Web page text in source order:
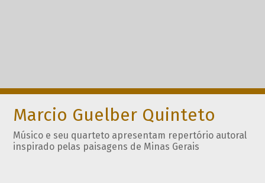
Marcio Guelber Quinteto
Músico e seu quarteto apresentam repertório autoral
inspirado pelas paisagens de Minas Gerais